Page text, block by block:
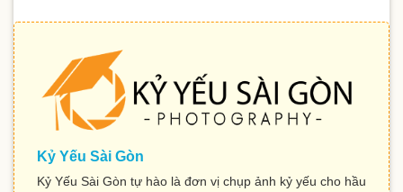
Kỷ Yếu Sài Gòn
Kỷ Yếu Sài Gòn tự hào là đơn vị chụp ảnh kỷ yếu cho hầu